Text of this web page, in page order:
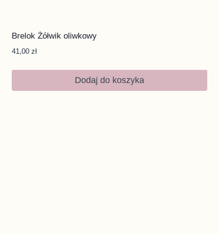
Brelok Żółwik oliwkowy
41,00 zł
Dodaj do koszyka